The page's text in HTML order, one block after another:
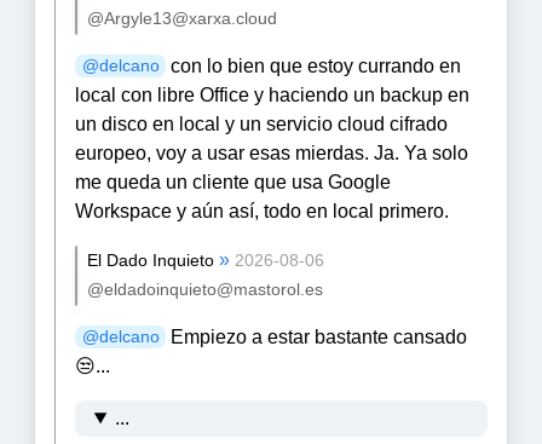
@Argyle13@xarxa.cloud
@delcano con lo bien que estoy currando en
local con libre Office y haciendo un backup en
un disco en local y un servicio cloud cifrado
europeo, voy a usar esas mierdas. Ja. Ya solo
me queda un cliente que usa Google
Workspace y aún así, todo en local primero.
El Dado Inquieto » 2026-08-06
@eldadoinquieto@mastorol.es
@delcano
Empiezo a estar bastante cansado
😒...
...